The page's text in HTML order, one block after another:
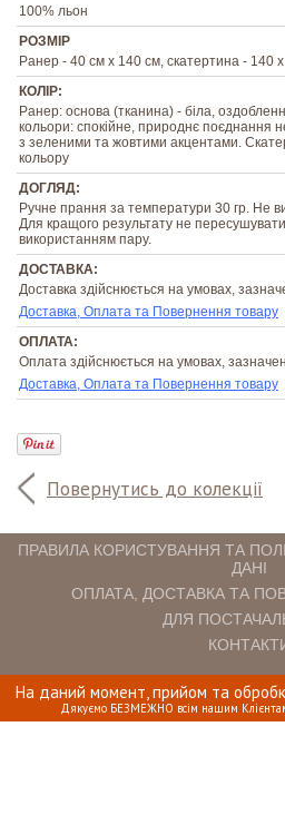
На даний момент, прийом та
Дякуємо БЕЗМЕЖНО всім нашим Клієнтам
Повернутись до колекції
100% льон
РОЗМІР
Ранер - 40 см х 140 см, скатертина - 140
КОЛІР:
Ранер: основа (тканина) - біла,
кольори: спокійне, природнє поєднання
з зеленими та жовтими акцентами.
кольору
ДОГЛЯД:
Ручне прання за температури 30 гр. Не
Для кращого результату не
використанням пару.
ДОСТАВКА:
Доставка здійснюється на умовах,
Доставка, Оплата та Повернення товару
ОПЛАТА:
Оплата здійснюється на умовах,
Доставка, Оплата та Повернення товару
ПРАВИЛА КОРИСТУВАННЯ ТА
ДАНІ
ОПЛАТА, ДОСТАВКА ТА
ДЛЯ
INTERIOMANIA © 2018. ВСІ